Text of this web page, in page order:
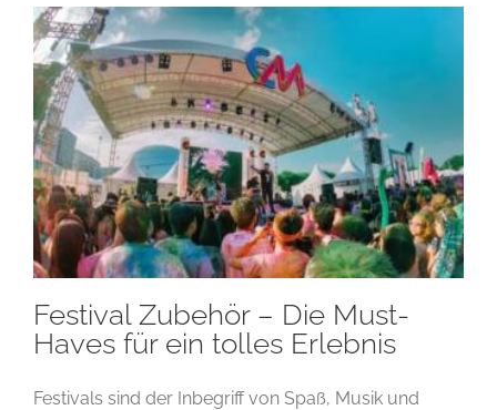
Festival Zubehör – Die Must-
Haves für ein tolles Erlebnis
Festivals sind der Inbegriff von Spaß, Musik und